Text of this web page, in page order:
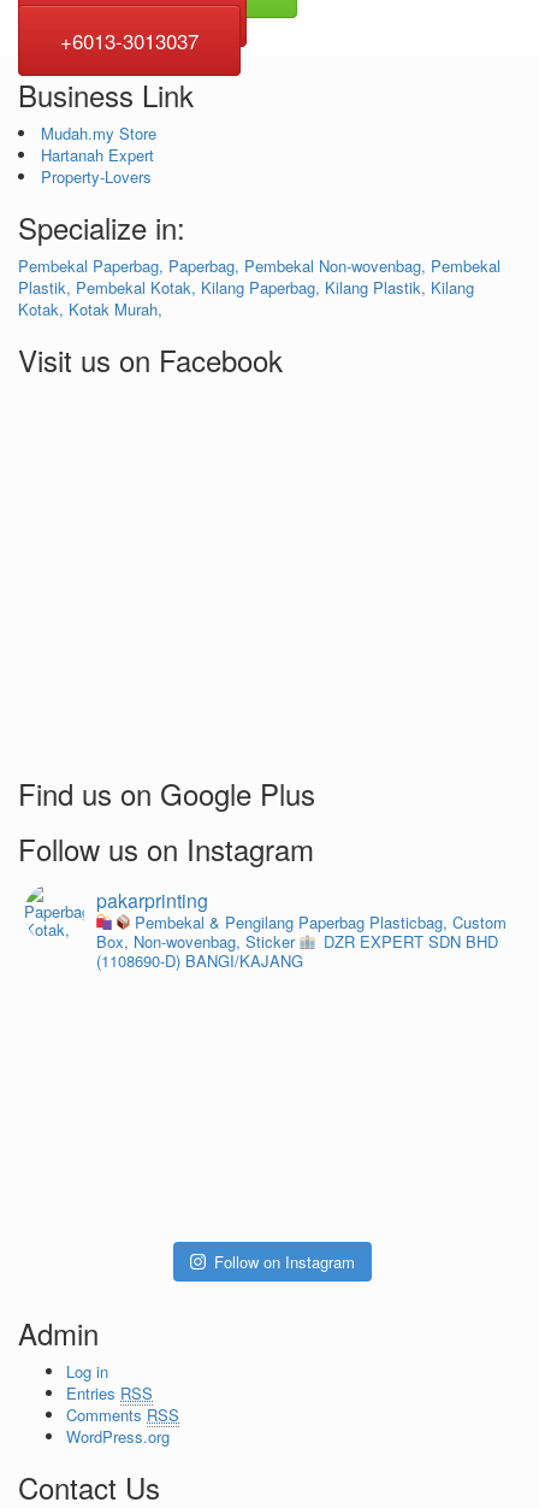
+6013-368 3037
+6013-3013037
Business Link
Mudah.my Store
Hartanah Expert
Property-Lovers
Specialize in:
Pembekal Paperbag, Paperbag, Pembekal Non-wovenbag, Pembekal
Plastik, Pembekal Kotak, Kilang Paperbag, Kilang Plastik, Kilang
Kotak, Kotak Murah,
Visit us on Facebook
Find us on Google Plus
Follow us on Instagram
pakarprinting
Pembekal & Pengilang Paperbag Plasticbag, Custom
Box, Non-wovenbag, Sticker
DZR EXPERT SDN BHD
(1108690-D) BANGI/KAJANG
Follow on Instagram
Admin
Log in
Entries RSS
Comments RSS
WordPress.org
Contact Us